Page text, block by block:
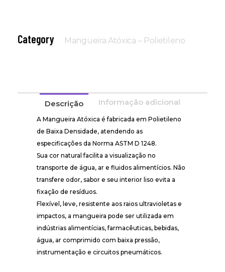
Category Mangueira Atóxica – Polietileno
Descrição Informação adicional
A Mangueira Atóxica é fabricada em Polietileno
de Baixa Densidade, atendendo as
especificações da Norma ASTM D 1248.
Sua cor natural facilita a visualização no
transporte de água, ar e fluidos alimentícios. Não
transfere odor, sabor e seu interior liso evita a
fixação de resíduos.
Flexível, leve, resistente aos raios ultravioletas e
impactos, a mangueira pode ser utilizada em
indústrias alimentícias, farmacêuticas, bebidas,
água, ar comprimido com baixa pressão,
instrumentação e circuitos pneumáticos.